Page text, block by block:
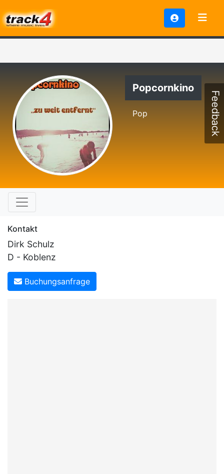
Popcornkino
Pop
Kontakt
Dirk Schulz
D - Koblenz
Buchungsanfrage
Feedback